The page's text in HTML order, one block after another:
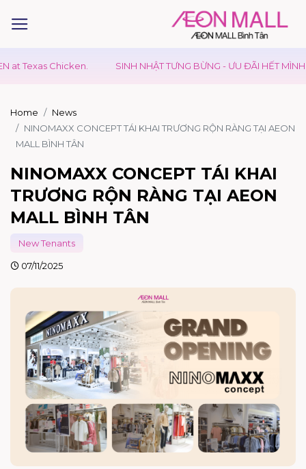
SINH NHẬT TƯNG BỪNG - ƯU ĐÃI HẾT MÌNH GIÁ
Home
News
NINOMAXX CONCEPT TÁI KHAI TRƯƠNG RỘN RÀNG TẠI AEON
MALL BÌNH TÂN
NINOMAXX CONCEPT TÁI KHAI
TRƯƠNG RỘN RÀNG TẠI AEON
MALL BÌNH TÂN
New Tenants
07/11/2025